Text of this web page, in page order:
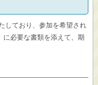
しており、参加を希望され
に必要な書類を添えて、期